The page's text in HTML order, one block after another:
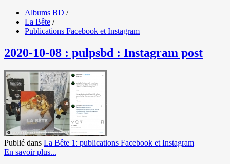
Albums BD /
La Bête /
Publications Facebook et Instagram
2020-10-08 : pulpsbd : Instagram post
Publié dans La Bête 1: publications Facebook et Instagram
En savoir plus...